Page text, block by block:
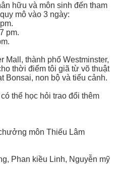
hữu và môn sinh đến tham
mô vào 3 ngày:
pm.
thành phố Westminster,
thời điểm tôi giã từ võ thuật
Bonsai, non bộ và tiểu cảnh.
thể học hỏi trao đổi thêm
môn Thiếu Lâm
Phan kiều Linh, Nguyễn mỹ